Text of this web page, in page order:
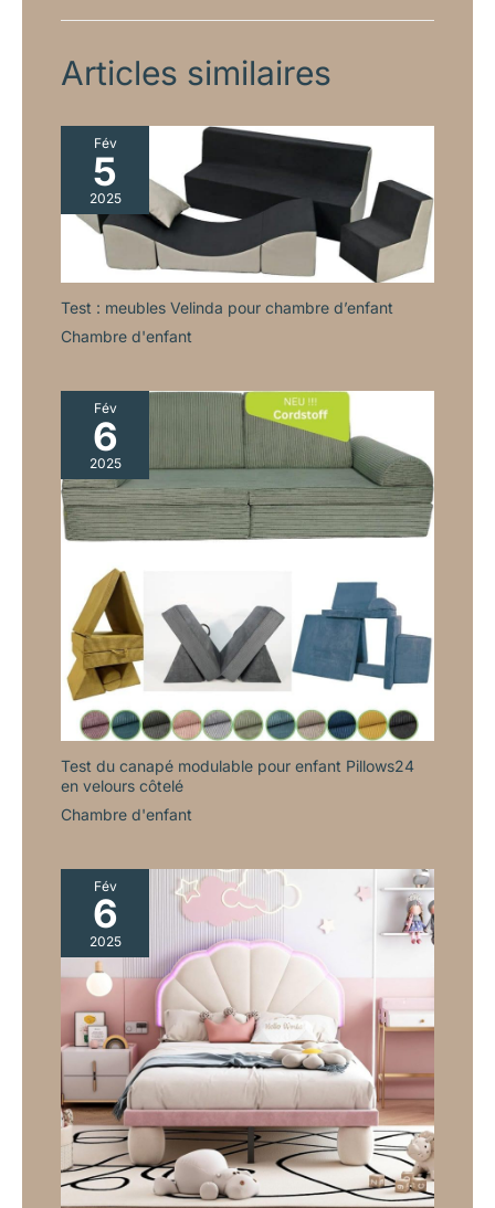
Articles similaires
Fév
5
2025
Test : meubles Velinda pour chambre d’enfant
Chambre d'enfant
Fév
6
2025
Test du canapé modulable pour enfant Pillows24
en velours côtelé
Chambre d'enfant
Fév
6
2025